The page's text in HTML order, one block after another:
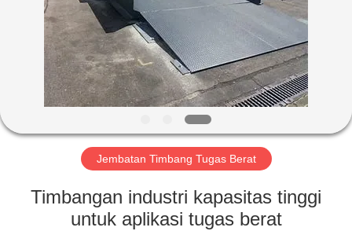
PRODUK
TENTANG
KAMI
TUR
KONTROL
Jembatan Timbang Tugas Berat
Timbangan industri kapasitas tinggi
untuk aplikasi tugas berat